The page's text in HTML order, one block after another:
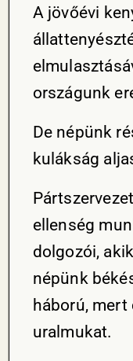
A jövőévi
országunk
De népünk
kulákság
ellenség
dolgozói,
népünk
háború,
uralmukat.